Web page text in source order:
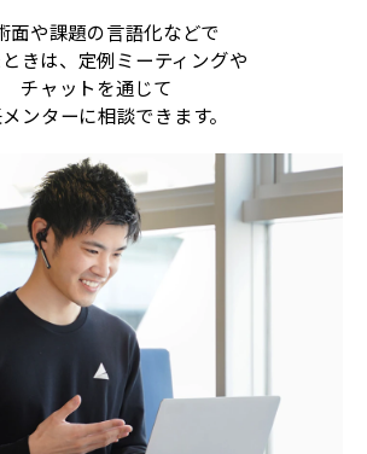
面や課題の言語化などで
きは、定例ミーティングや
チャットを通じて
ンターに相談できます。